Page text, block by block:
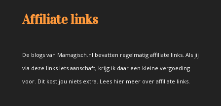
Affiliate links
De blogs van Mamagisch.nl bevatten regelmatig affiliate links. Als jij
via deze links iets aanschaft, krijg ik daar een kleine vergoeding
voor. Dit kost jou niets extra. Lees hier meer over affiliate links.